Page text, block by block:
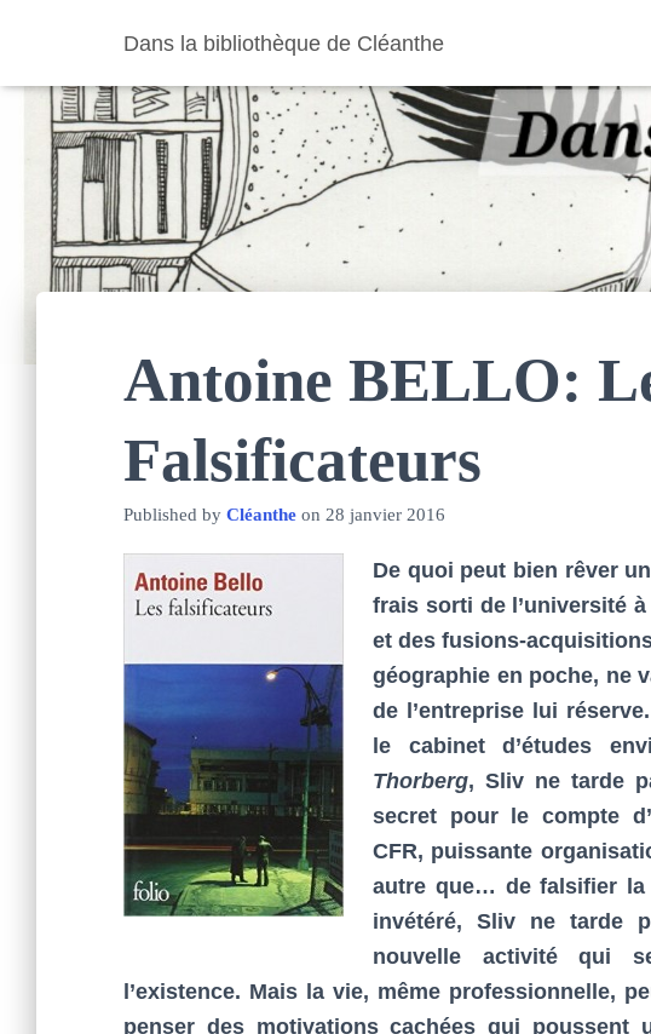
Dans la bibliothèque de Cléanthe
Antoine BELLO:
Falsificateurs
Published by Cléanthe on 28 janvier 2016
De quoi peut bien rêver
frais sorti de l’université
et des fusions-
géographie en poche, ne
de l’entreprise lui
le cabinet d’études
Thorberg, Sliv ne tarde
secret pour le compte
CFR, puissante
autre que… de falsifier la
invétéré, Sliv ne tarde
nouvelle activité qui
l’existence. Mais la vie, même professionnelle,
penser des motivations cachées qui poussent